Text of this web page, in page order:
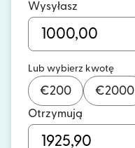
Wysyłasz
Lub wybierz kwotę
€200 €2000
Otrzymują